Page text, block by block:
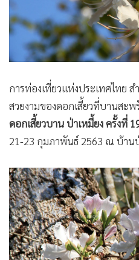
•
Infographic
• การเมือง
ท่องเที่ยว
• กีฬา
• ต่างประเทศ
• Special Scoop
• เศรษฐกิจ-ธุรกิจ
• จีน
• อาชญากรรม
• Motoring
• เกม
• วิทยาศาสตร์
• SMEs
การท่องเที่ยวแห่งประเทศไทย
สวยงามของดอกเสี้ยวที่บานสะพ
ดอกเสี้ยวบาน ป่าเหมี้ยง ครั้งที่
21-23 กุมภาพันธ์ 2563 ณ บ้าน